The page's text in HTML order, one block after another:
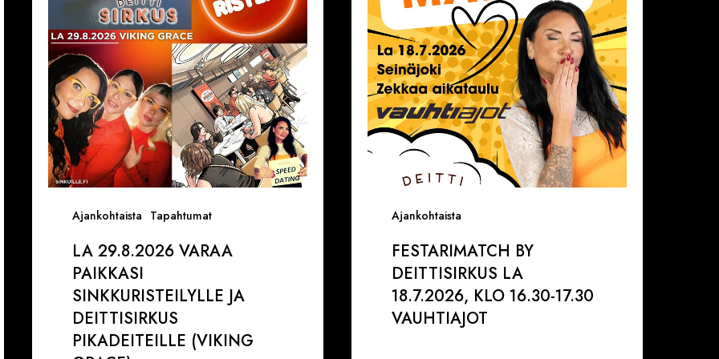
Ajankohtaista Tapahtumat
Sinkkuristeilylle
Deittisirkus
pikadeiteille
(Viking
Grace)
LA 29.8.2026 VARAA
PAIKKASI
SINKKURISTEILYLLE JA
DEITTISIRKUS
PIKADEITEILLE (VIKING
Ajankohtaista
18.7.2026,
klo
16.30-
17.30
VAUHTIAJOT
FESTARIMATCH BY
DEITTISIRKUS LA
18.7.2026, KLO 16.30-17.30
VAUHTIAJOT